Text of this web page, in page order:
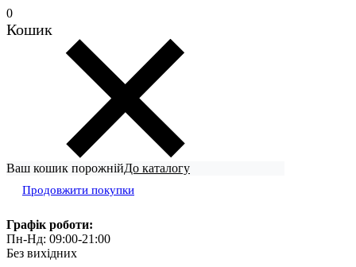
0
Кошик
Ваш кошик порожнійДо каталогу
Продовжити покупки
Графік роботи:
Пн-Нд: 09:00-21:00
Без вихідних